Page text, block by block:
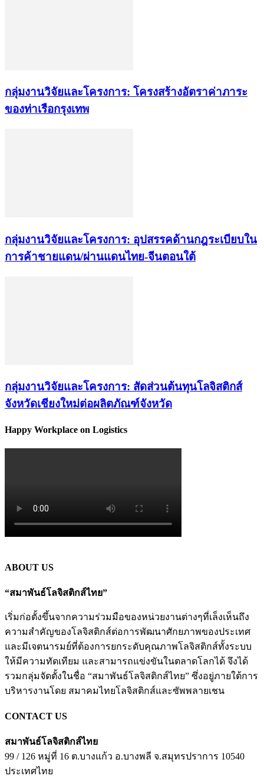
กลุ่มงานวิจัยและโครงการ: โครงสร้างอัตราค่าภาระ
ของท่าเรือกรุงเทพ
กลุ่มงานวิจัยและโครงการ: อุปสรรคด้านกฎระเบียบใน
การค้าชายแดน/ผ่านแดนไทย-จีนตอนใต้
กลุ่มงานวิจัยและโครงการ: สัดส่วนต้นทุนโลจิสติกส์
จังหวัดเชียงใหม่ต่อผลิตภัณฑ์จังหวัด
Happy Workplace on Logistics
ABOUT US
“สมาพันธ์โลจิสติกส์ไทย”
เริ่มก่อตั้งขึ้นจากความร่วมมือของหน่วยงานต่างๆที่เล็งเห็นถึง
ความสำคัญของโลจิสติกส์ต่อการพัฒนาศักยภาพของประเทศ
และมีเจตนารมย์ที่ต้องการยกระดับคุณภาพโลจิสติกส์ทั้งระบบ
ให้มีความทัดเทียม และสามารถแข่งขันในตลาดโลกได้ จึงได้
รวมกลุ่มจัดตั้งในชื่อ “สมาพันธ์โลจิสติกส์ไทย” ซึ่งอยู่ภายใต้การ
บริหารงานโดย สมาคมไทยโลจิสติกส์และซัพพลายเชน
CONTACT US
สมาพันธ์โลจิสติกส์ไทย
99 / 126 หมู่ที่ 16 ต.บางแก้ว อ.บางพลี จ.สมุทรปราการ 10540
ประเทศไทย